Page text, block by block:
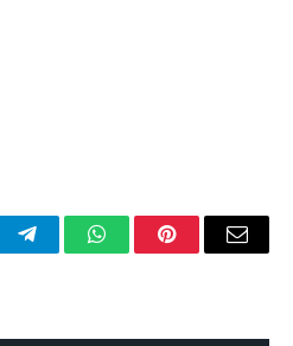
TelegramWhatsAppPinterestEmail